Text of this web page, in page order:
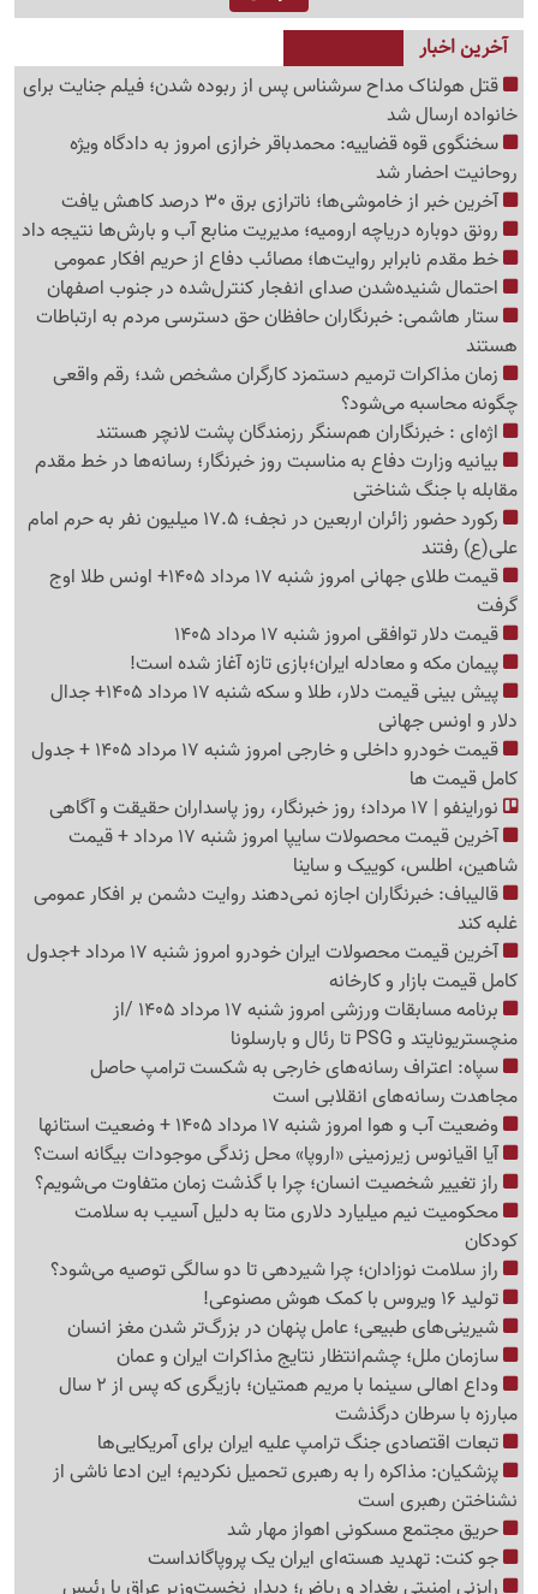
آخرین اخبار
قتل هولناک مداح سرشناس پس از ربوده شدن؛ فیلم جنایت برای
خانواده ارسال شد
سخنگوی قوه قضاییه: محمدباقر خرازی امروز به دادگاه ویژه
روحانیت احضار شد
آخرین خبر از خاموشی‌ها؛ ناترازی برق 30 درصد کاهش یافت
رونق دوباره دریاچه ارومیه؛ مدیریت منابع آب و بارش‌ها نتیجه داد
خط مقدم نابرابر روایت‌ها؛ مصائب دفاع از حریم افکار عمومی
احتمال شنیده‌شدن صدای انفجار کنترل‌شده در جنوب اصفهان
ستار هاشمی: خبرنگاران حافظان حق دسترسی مردم به ارتباطات
هستند
زمان مذاکرات ترمیم دستمزد کارگران مشخص شد؛ رقم واقعی
چگونه محاسبه می‌شود؟
اژه‌ای : خبرنگاران هم‌سنگر رزمندگان پشت لانچر هستند
بیانیه وزارت دفاع به مناسبت روز خبرنگار؛ رسانه‌ها در خط مقدم
مقابله با جنگ شناختی
رکورد حضور زائران اربعین در نجف؛ 17.5 میلیون نفر به حرم امام
علی(ع) رفتند
قیمت طلای جهانی امروز شنبه 17 مرداد 1405+ اونس طلا اوج
گرفت
قیمت دلار توافقی امروز شنبه 17 مرداد 1405
پیمان مکه و معادله ایران؛بازی تازه آغاز شده است!
پیش ‌بینی قیمت دلار، طلا و سکه شنبه 17 مرداد 1405+ جدال
دلار و اونس جهانی
قیمت خودرو داخلی و خارجی امروز شنبه 17 مرداد 1405 + جدول
کامل قیمت ها
نوراینفو | 17 مرداد؛ روز خبرنگار، روز پاسداران حقیقت و آگاهی
آخرین قیمت محصولات سایپا امروز شنبه 17 مرداد + قیمت
شاهین، اطلس، کوییک و ساینا
قالیباف: خبرنگاران اجازه نمی‌دهند روایت دشمن بر افکار عمومی
غلبه کند
آخرین قیمت محصولات ایران خودرو امروز شنبه 17 مرداد +جدول
کامل قیمت بازار و کارخانه
برنامه مسابقات ورزشی امروز شنبه 17 مرداد 1405 /از
منچستریونایتد و PSG تا رئال و بارسلونا
سپاه: اعتراف رسانه‌های خارجی به شکست ترامپ حاصل
مجاهدت رسانه‌های انقلابی است
وضعیت آب و هوا امروز شنبه 17 مرداد 1405 + وضعیت استانها
آیا اقیانوس زیرزمینی «اروپا» محل زندگی موجودات بیگانه است؟
راز تغییر شخصیت انسان؛ چرا با گذشت زمان متفاوت می‌شویم؟
محکومیت نیم میلیارد دلاری متا به دلیل آسیب به سلامت
کودکان
راز سلامت نوزادان؛ چرا شیردهی تا دو سالگی توصیه می‌شود؟
تولید 16 ویروس با کمک هوش مصنوعی!
شیرینی‌های طبیعی؛ عامل پنهان در بزرگ‌تر شدن مغز انسان
سازمان ملل؛ چشم‌انتظار نتایج مذاکرات ایران و عمان
وداع اهالی سینما با مریم همتیان؛ بازیگری که پس از 2 سال
مبارزه با سرطان درگذشت
تبعات اقتصادی جنگ ترامپ علیه ایران برای آمریکایی‌ها
پزشکیان: مذاکره را به رهبری تحمیل نکردیم؛ این ادعا ناشی از
نشناختن رهبری است
حریق مجتمع مسکونی اهواز مهار شد
جو کنت: تهدید هسته‌ای ایران یک پروپاگانداست